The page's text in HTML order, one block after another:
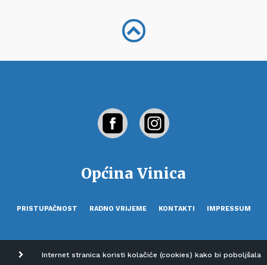
Općina Vinica
PRISTUPAČNOST RADNO VRIJEME KONTAKTI IMPRESSUM
Internet stranica koristi kolačiće (cookies) kako bi poboljšala